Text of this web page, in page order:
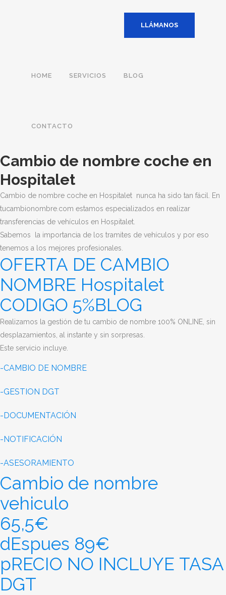
LLÁMANOS
HOME SERVICIOS BLOG
CONTACTO
Cambio de nombre coche en
Hospitalet
Cambio de nombre coche en Hospitalet nunca ha sido tan fácil. En
tucambionombre.com estamos especializados en realizar
transferencias de vehículos en Hospitalet.
Sabemos la importancia de los tramites de vehículos y por eso
tenemos a los mejores profesionales.
OFERTA DE CAMBIO
NOMBRE Hospitalet
CODIGO 5%BLOG
Realizamos la gestión de tu cambio de nombre 100% ONLINE, sin
desplazamientos, al instante y sin sorpresas.
Este servicio incluye.
-CAMBIO DE NOMBRE
-GESTION DGT
-DOCUMENTACIÓN
-NOTIFICACIÓN
-ASESORAMIENTO
Cambio de nombre
vehiculo
65,5€
dEspues 89€
pRECIO NO INCLUYE TASA
DGT